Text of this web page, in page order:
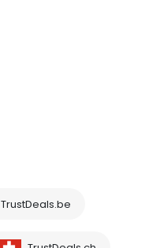
TrustDeals.be